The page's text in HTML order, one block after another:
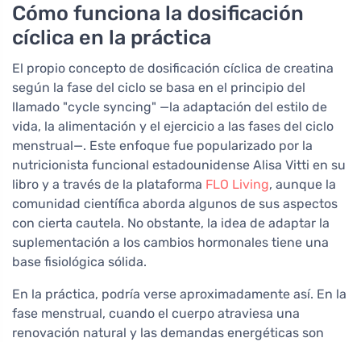
Cómo funciona la dosificación
cíclica en la práctica
El propio concepto de dosificación cíclica de creatina
según la fase del ciclo se basa en el principio del
llamado "cycle syncing" —la adaptación del estilo de
vida, la alimentación y el ejercicio a las fases del ciclo
menstrual—. Este enfoque fue popularizado por la
nutricionista funcional estadounidense Alisa Vitti en su
libro y a través de la plataforma FLO Living, aunque la
comunidad científica aborda algunos de sus aspectos
con cierta cautela. No obstante, la idea de adaptar la
suplementación a los cambios hormonales tiene una
base fisiológica sólida.
En la práctica, podría verse aproximadamente así. En la
fase menstrual, cuando el cuerpo atraviesa una
renovación natural y las demandas energéticas son